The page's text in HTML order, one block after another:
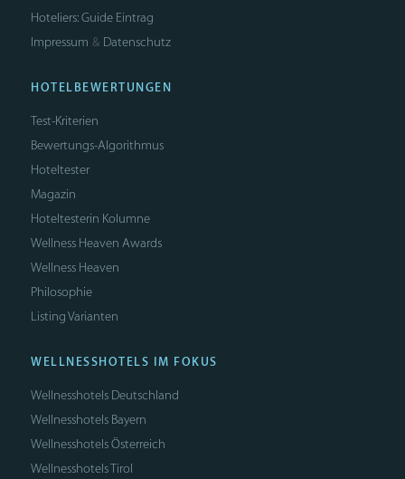
Hoteliers: Guide Eintrag
Impressum & Datenschutz
HOTELBEWERTUNGEN
Test-Kriterien
Bewertungs-Algorithmus
Hoteltester
Magazin
Hoteltesterin Kolumne
Wellness Heaven Awards
Wellness Heaven
Philosophie
Listing Varianten
WELLNESSHOTELS IM FOKUS
Wellnesshotels Deutschland
Wellnesshotels Bayern
Wellnesshotels Österreich
Wellnesshotels Tirol